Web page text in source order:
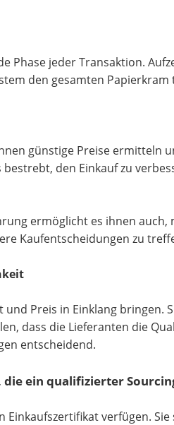
Phase jeder Transaktion.
den gesamten
günstige Preise ermitteln
den Einkauf zu
ermöglicht es ihnen
Kaufentscheidungen zu
und Preis in Einklang bringen.
dass die Lieferanten die
entscheidend.
ein qualifizierter
Einkaufszertifikat verfügen.